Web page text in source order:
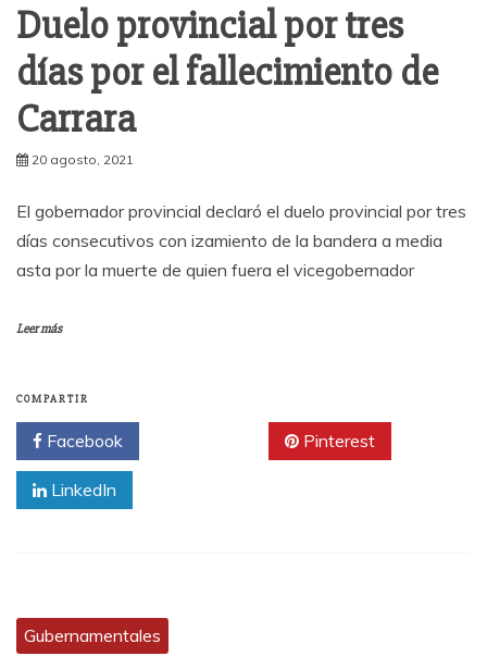
Duelo provincial por tres
días por el fallecimiento de
Carrara
20 agosto, 2021
El gobernador provincial declaró el duelo provincial por tres
días consecutivos con izamiento de la bandera a media
asta por la muerte de quien fuera el vicegobernador
Leer más
COMPARTIR
Facebook Pinterest
LinkedIn
Gubernamentales